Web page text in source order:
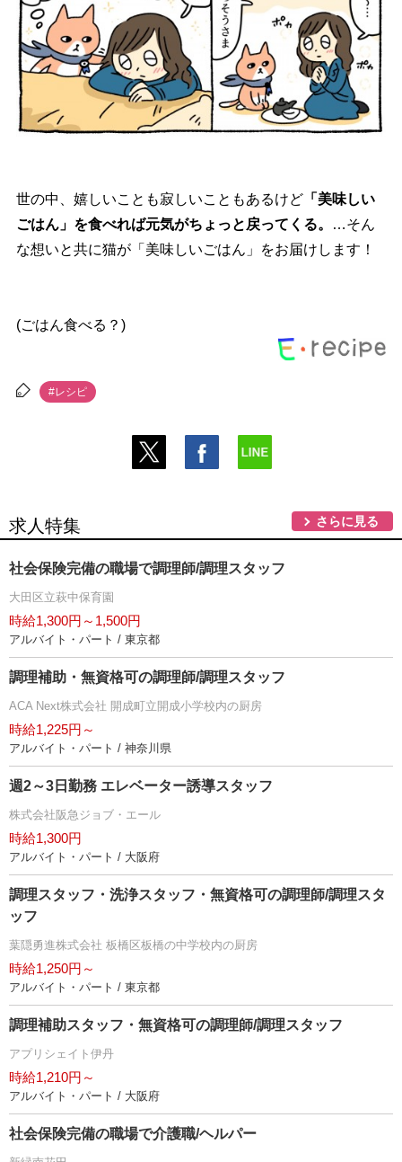
世の中、嬉しいことも寂しいこともあるけど「美味しい
ごはん」を食べれば元気がちょっと戻ってくる。
…そん
な想いと共に猫が「美味しいごはん」をお届けします！
(ごはん食べる？)
#レシピ
求人特集 さらに見る
社会保険完備の職場で調理師/調理スタッフ
大田区立萩中保育園
時給1,300円～1,500円
アルバイト・パート / 東京都
調理補助・無資格可の調理師/調理スタッフ
ACA Next株式会社 開成町立開成小学校内の厨房
時給1,225円～
アルバイト・パート / 神奈川県
週2～3日勤務 エレベーター誘導スタッフ
株式会社阪急ジョブ・エール
時給1,300円
アルバイト・パート / 大阪府
調理スタッフ・洗浄スタッフ・無資格可の調理師/調理スタ
ッフ
葉隠勇進株式会社 板橋区板橋の中学校内の厨房
時給1,250円～
アルバイト・パート / 東京都
調理補助スタッフ・無資格可の調理師/調理スタッフ
アプリシェイト伊丹
時給1,210円～
アルバイト・パート / 大阪府
社会保険完備の職場で介護職/ヘルパー